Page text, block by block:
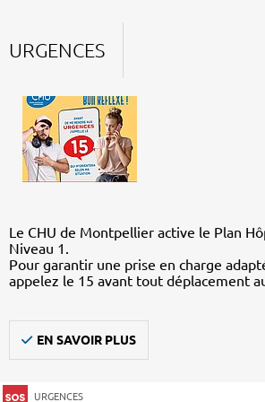
URGENCES
Le CHU de Montpellier active le Plan
Niveau 1.
Pour garantir une prise en charge
appelez le 15 avant tout déplacement
EN SAVOIR PLUS
URGENCES